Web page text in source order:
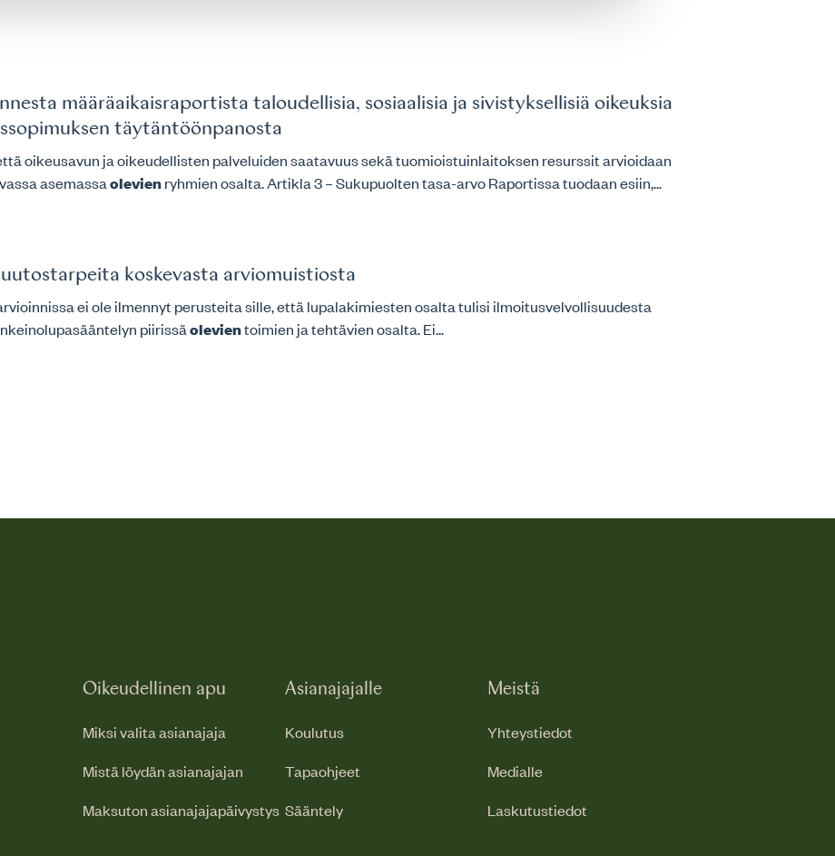
määräaikaisraportista taloudellisia, sosiaalisia ja sivistyksellisiä oikeuksia
täytäntöönpanosta
oikeusavun ja oikeudellisten palveluiden saatavuus sekä tuomioistuinlaitoksen resurssit arvioidaan
asemassaolevienryhmien osalta. Artikla 3 – Sukupuolten tasa-arvo Raportissa tuodaan esiin,...
koskevasta arviomuistiosta
ei ole ilmennyt perusteita sille, että lupalakimiesten osalta tulisi ilmoitusvelvollisuudesta
piirissäolevientoimien ja tehtävien osalta. Ei...
Oikeudellinen apu
Miksi valita asianajaja
Mistä löydän asianajajan
Maksuton asianajajapäivystys
Asianajajalle
Koulutus
Tapaohjeet
Sääntely
Meistä
Yhteystiedot
Medialle
Laskutustiedot